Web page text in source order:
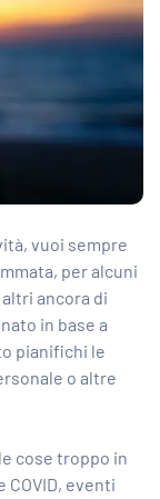
vuoi sempre
per alcuni
ancora di
in base a
pianifichi le
o altre
cose troppo in
eventi